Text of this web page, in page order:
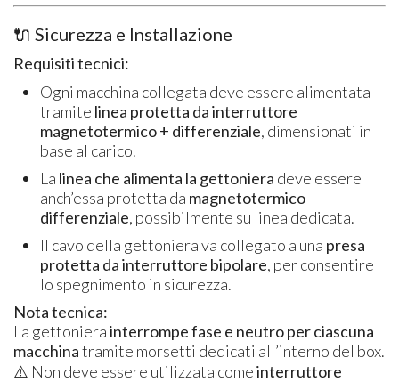
🔌 Sicurezza e Installazione
Requisiti tecnici:
Ogni macchina collegata deve essere alimentata
tramite linea protetta da interruttore
magnetotermico + differenziale, dimensionati in
base al carico.
La linea che alimenta la gettoniera deve essere
anch’essa protetta da magnetotermico
differenziale, possibilmente su linea dedicata.
Il cavo della gettoniera va collegato a una presa
protetta da interruttore bipolare, per consentire
lo spegnimento in sicurezza.
Nota tecnica:
La gettonierainterrompe fase e neutro per ciascuna
macchinatramite morsetti dedicati all’interno del box.
⚠️ Non deve essere utilizzata comeinterruttore